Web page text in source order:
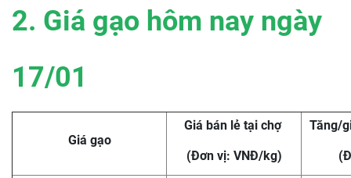
2. Giá gạo hôm nay ngày
17/01
Giá gạo
Giá bán lẻ tại chợ
(Đơn vị: VNĐ/kg)
Tăng/